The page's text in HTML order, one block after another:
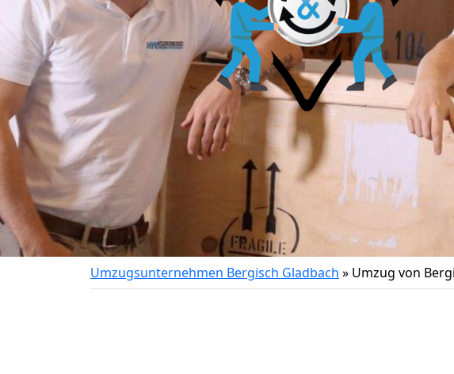
Umzugsunternehmen Bergisch Gladbach » Umzug von